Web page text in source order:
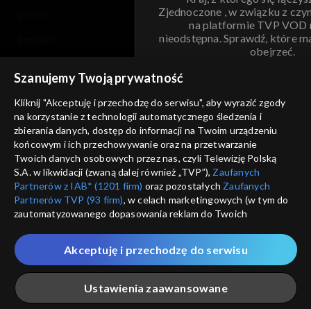
Zjednoczone , w związku z
na platformie TVP VOD
nieodstępna. Sprawdź, które
obejrzeć.
ANULUJ
informacje o dostawcy usług
Szanujemy Twoją prywatność
Kliknij "Akceptuję i przechodzę do serwisu", aby wyrazić zgody
na korzystanie z technologii automatycznego śledzenia i
zbierania danych, dostęp do informacji na Twoim urządzeniu
końcowym i ich przechowywanie oraz na przetwarzanie
Twoich danych osobowych przez nas, czyli Telewizję Polską
S.A. w likwidacji (zwaną dalej również „TVP”), Zaufanych
Partnerów z IAB* (1201 firm) oraz pozostałych Zaufanych
Partnerów TVP (93 firm), w celach marketingowych (w tym do
zautomatyzowanego dopasowania reklam do Twoich
które wskazujemy poniżej, a także zgody na udostępnianie
przez nas identyfikatora PPID do Google.
Twoje dane osobowe zbierane podczas odwiedzania przez
Ciebie naszych
poszczególnych serwisówzwanych dalej
„Portalem”, w tym informacje zapisywane za pomocą
Ustawienia zaawansowane
Akceptuję i przechodzę do serwisu